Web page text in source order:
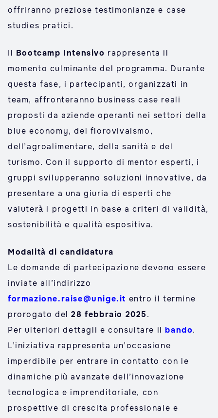
offriranno preziose testimonianze e case
studies pratici.
Il Bootcamp Intensivo rappresenta il
momento culminante del programma. Durante
questa fase, i partecipanti, organizzati in
team, affronteranno business case reali
proposti da aziende operanti nei settori della
blue economy, del florovivaismo,
dell’agroalimentare, della sanità e del
turismo. Con il supporto di mentor esperti, i
gruppi svilupperanno soluzioni innovative, da
presentare a una giuria di esperti che
valuterà i progetti in base a criteri di validità,
sostenibilità e qualità espositiva.
Modalità di candidatura
Le domande di partecipazione devono essere
inviate all’indirizzo
formazione.raise@unige.it entro il termine
prorogato del28 febbraio 2025.
Per ulteriori dettagli e consultare ilbando.
L’iniziativa rappresenta un’occasione
imperdibile per entrare in contatto con le
dinamiche più avanzate dell’innovazione
tecnologica e imprenditoriale, con
prospettive di crescita professionale e